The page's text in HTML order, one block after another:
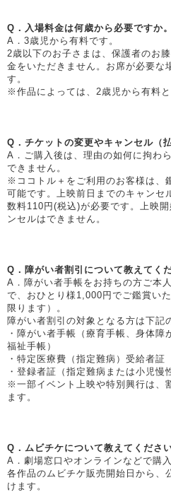
Q．入場料金は何歳から必要ですか。
A．3歳児から有料です。
2歳以下のお子さまは、保護者のお
金をいただきません。お席が必要な
す。
※作品によっては、2歳児から有料
Q．チケットの変更やキャンセル（
A．ご購入後は、理由の如何に拘わ
できません。
※ココトル＋をご利用のお客様は、
可能です。上映前日までのキャンセ
数料110円(税込)が必要です。上映
ンセルはできません。
Q．障がい者割引について教えてくだ
A．障がい者手帳をお持ちの方ご本
で、おひとり様1,000円でご鑑賞い
限ります）。
障がい者割引の対象となる方は下記
・障がい者手帳（療育手帳、身体
福祉手帳）
・特定医療費（指定難病）受給者証
・登録者証（指定難病または小児
※一部イベント上映や特別興行は、
ます。
Q．ムビチケについて教えてください
A．劇場窓口やオンラインなどで購
各作品のムビチケ販売開始日から、
けます。